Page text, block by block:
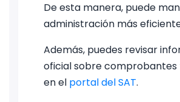
De esta manera, puede
administración más
Además, puedes revisar
oficial sobre comprobantes
en el portal del SAT.